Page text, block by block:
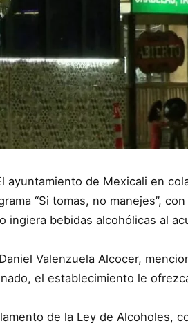
ayuntamiento de Mexicali en
“Si tomas, no manejes”,
bebidas alcohólicas al
Valenzuela Alcocer,
el establecimiento le
de la Ley de Alcoholes,